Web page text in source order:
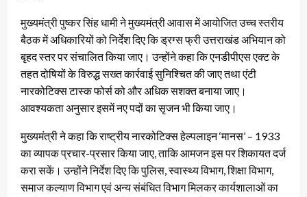
मुख्यमंत्री पुष्कर सिंह धामी ने मुख्यमंत्री आवास में आयोजित उच्च स्तरीय
बैठक में अधिकारियों को निर्देश दिए कि ड्रग्स फ्री उत्तराखंड अभियान को
बृहद स्तर पर संचालित किया जाए। उन्होंने कहा कि एनडीपीएस एक्ट के
तहत दोषियों के विरुद्ध सख्त कार्रवाई सुनिश्चित की जाए तथा एंटी
नारकोटिक्स टास्क फोर्स को और अधिक सशक्त बनाया जाए।
आवश्यकता अनुसार इसमें नए पदों का सृजन भी किया जाए।
मुख्यमंत्री ने कहा कि राष्ट्रीय नारकोटिक्स हेल्पलाइन ‘मानस’ – 1933
का व्यापक प्रचार-प्रसार किया जाए, ताकि आमजन इस पर शिकायत दर्ज
करा सकें। उन्होंने निर्देश दिए कि पुलिस, स्वास्थ्य विभाग, शिक्षा विभाग,
समाज कल्याण विभाग एवं अन्य संबंधित विभाग मिलकर कार्यशालाओं का